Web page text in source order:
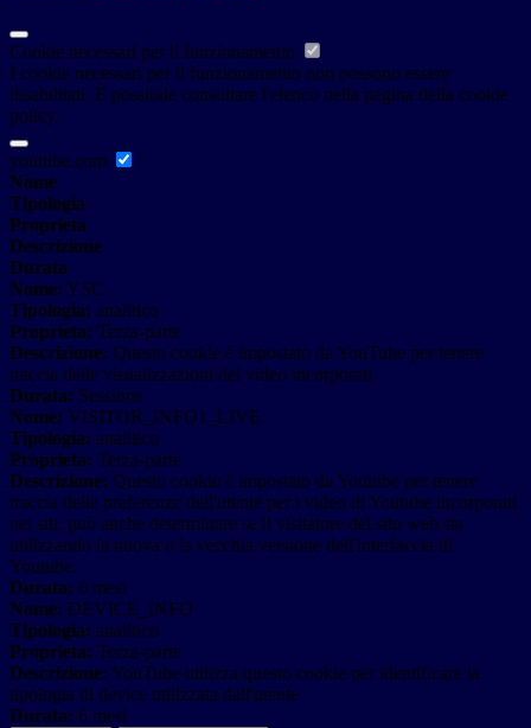
Cookie necessari per il funzionamento
I cookie necessari per il funzionamento non possono essere
disabilitati. È possibile consultare l'elenco nella pagina della cookie
policy.
youtube.com
Nome
Tipologia
Proprieta
Descrizione
Durata
Nome: YSC
Tipologia: analitico
Proprieta: Terza-parte
Descrizione: Questo cookie è impostato da YouTube per tenere
traccia delle visualizzazioni dei video incorporati.
Durata: Sessione
Nome: VISITOR_INFO1_LIVE
Tipologia: analitico
Proprieta: Terza-parte
Descrizione: Questo cookie è impostato da Youtube per tenere
traccia delle preferenze dell'utente per i video di Youtube incorporati
nei siti; può anche determinare se il visitatore del sito web sta
utilizzando la nuova o la vecchia versione dell'interfaccia di
Youtube.
Durata: 6 mesi
Nome: DEVICE_INFO
Tipologia: analitico
Proprieta: Terza-parte
Descrizione: YouTube utilizza questo cookie per identificare la
tipologia di device utilizzata dall'utente
Durata: 6 mesi